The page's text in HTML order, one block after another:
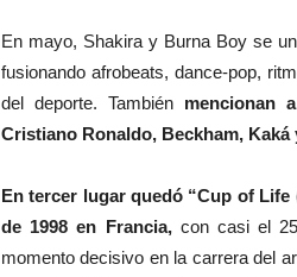
En mayo, Shakira y Burna Boy se
fusionando afrobeats, dance-pop,
del deporte. Tambiénmencionan a
Cristiano Ronaldo, Beckham,
En tercer lugar quedó “Cup of
de 1998 en Francia, con casi el
momento decisivo en la carrera del